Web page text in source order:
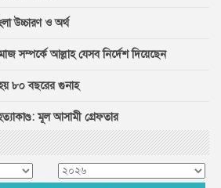
উচ্চারণ ও অর্থ
সম্পর্কে আল্লাহ যেসব নির্দেশ দিয়েছেন
৮০ বছরের গুনাহ
মূল আসামী গ্রেফতার